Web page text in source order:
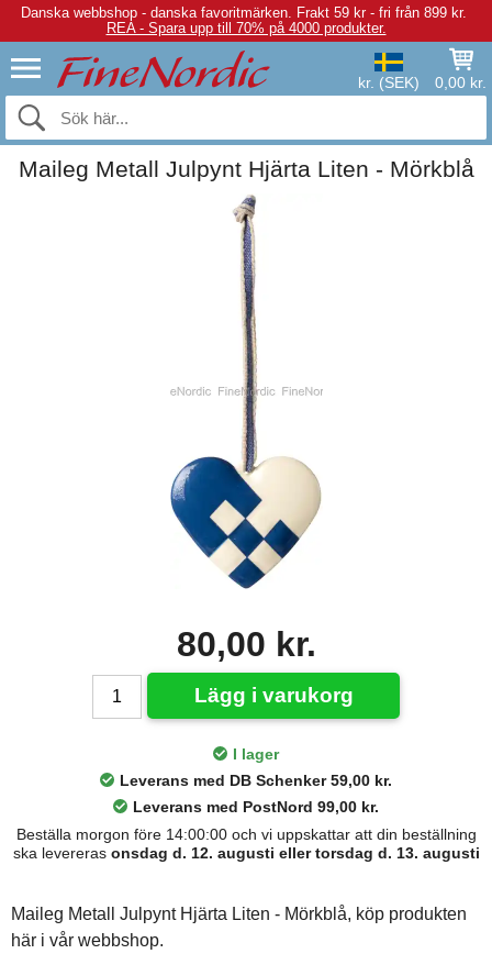
Danska webbshop - danska favoritmärken. Frakt 59 kr - fri från 899 kr.
REA - Spara upp till 70% på 4000 produkter.
kr. (SEK) 0,00 kr.
Maileg Metall Julpynt Hjärta Liten - Mörkblå
80,00 kr.
Lägg i varukorg
I lager
Leverans med DB Schenker 59,00 kr.
Leverans med PostNord 99,00 kr.
Beställa morgon före 14:00:00 och vi uppskattar att din beställning
ska levereras onsdag d. 12. augusti eller torsdag d. 13. augusti
Maileg Metall Julpynt Hjärta Liten - Mörkblå, köp produkten
här i vår webbshop.